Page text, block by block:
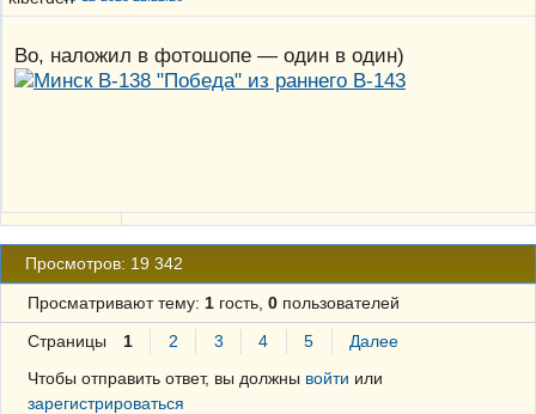
Во, наложил в фотошопе — один в один)
Просмотров: 19 342
Просматривают тему: 1гость, 0пользователей
Страницы 1 2 3 4 5
Далее
Чтобы отправить ответ, вы должны войти или
зарегистрироваться